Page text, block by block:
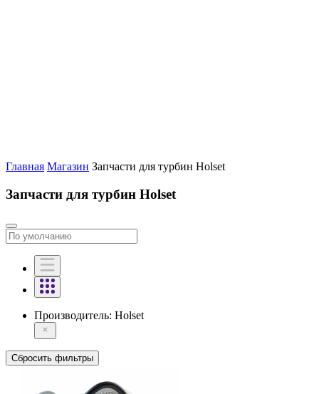
Главная Магазин Запчасти для турбин Holset
Запчасти для турбин Holset
Производитель: Holset
Сбросить фильтры